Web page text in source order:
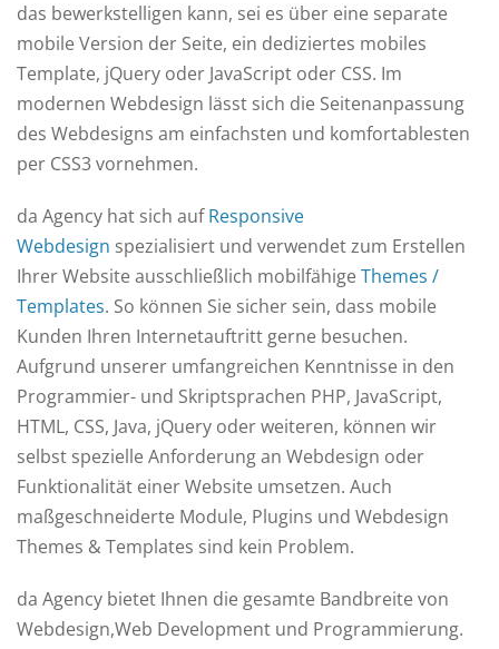
das bewerkstelligen kann, sei es über eine separate
mobile Version der Seite, ein dediziertes mobiles
Template, jQuery oder JavaScript oder CSS. Im
modernen Webdesign lässt sich die Seitenanpassung
des Webdesigns am einfachsten und komfortablesten
per CSS3 vornehmen.
da Agency hat sich aufResponsive
Webdesign spezialisiert und verwendet zum Erstellen
Ihrer Website ausschließlich mobilfähige Themes /
Templates. So können Sie sicher sein, dass mobile
Kunden Ihren Internetauftritt gerne besuchen.
Aufgrund unserer umfangreichen Kenntnisse in den
Programmier- und Skriptsprachen PHP, JavaScript,
HTML, CSS, Java, jQuery oder weiteren, können wir
selbst spezielle Anforderung an Webdesign oder
Funktionalität einer Website umsetzen. Auch
maßgeschneiderte Module, Plugins und Webdesign
Themes & Templates sind kein Problem.
da Agency bietet Ihnen die gesamte Bandbreite von
Webdesign,Web Development und Programmierung.